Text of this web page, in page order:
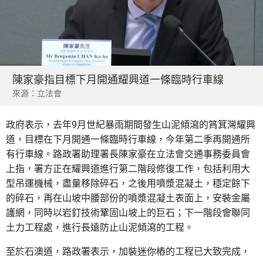
陳家豪指目標下月開通耀興道一條臨時行車線
來源：立法會
政府表示，去年9月世紀暴雨期間發生山泥傾瀉的筲箕灣耀興
道，目標在下月開通一條臨時行車線，今年第二季再開通所
有行車線。路政署助理署長陳家豪在立法會交通事務委員會
上指，署方正在耀興道進行第二階段修復工作，包括利用大
型吊運機械，盡量移除碎石，之後用噴漿混凝土，穩定餘下
的碎石，再在山坡中腰部份的噴漿混凝土表面上，安裝金屬
護網，同時以岩釘技術鞏固山坡上的巨石；下一階段會聯同
土力工程處，進行長遠防止山泥傾瀉的工程。
至於石澳道，路政署表示，加裝迷你樁的工程已大致完成，